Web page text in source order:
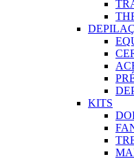
KITS